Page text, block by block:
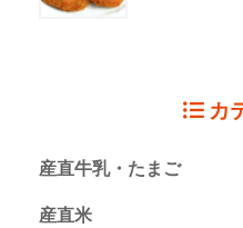
カ
産直牛乳・たまご
産直米